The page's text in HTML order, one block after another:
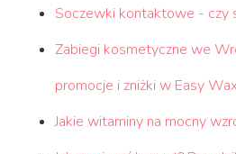
Soczewki kontaktowe - czy
Zabiegi kosmetyczne we
promocje i zniżki w Easy
Jakie witaminy na mocny